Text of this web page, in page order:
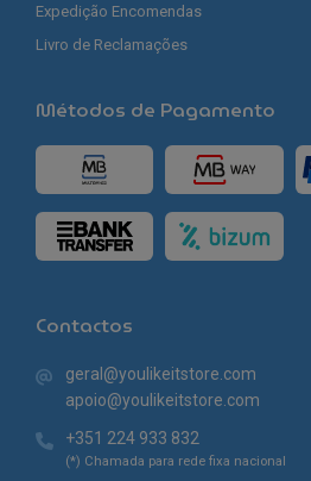
Expedição Encomendas
Livro de Reclamações
Métodos de Pagamento
Contactos
geral@youlikeitstore.com
apoio@youlikeitstore.com
+351 224 933 832
(*) Chamada para rede fixa nacional